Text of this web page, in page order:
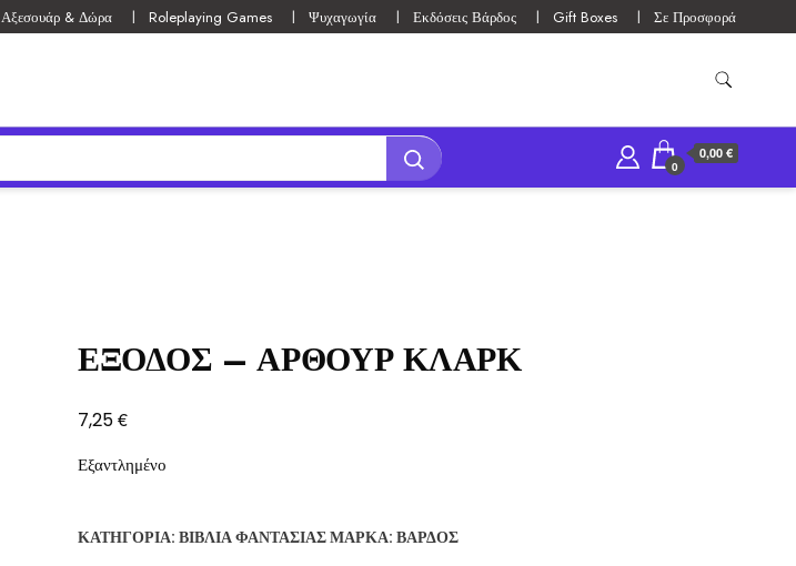
Αξεσουάρ & Δώρα Roleplaying Games Ψυχαγωγία Εκδόσεις Βάρδος Gift Boxes Σε Προσφορά
0
0,00 €
ΕΞΟΔΟΣ – ΑΡΘΟΥΡ ΚΛΑΡΚ
7,25€
Εξαντλημένο
ΚΑΤΗΓΟΡΊΑ: ΒΙΒΛΊΑ ΦΑΝΤΑΣΊΑΣΜΆΡΚΑ: ΒΆΡΔΟΣ